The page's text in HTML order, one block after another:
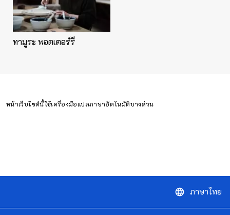
ทามูระ พอตเตอร์รี่
หน้าเว็บไซต์นี้ใช้เครื่องมือแปลภาษาอัตโนมัติบางส่วน
language ภาษาไทย